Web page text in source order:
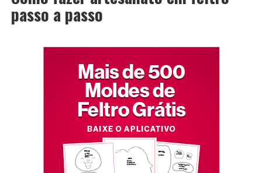
passo a passo